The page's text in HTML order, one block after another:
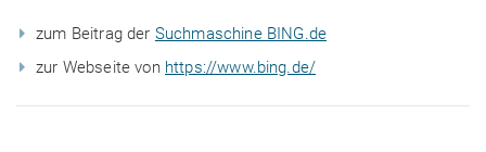
zum Beitrag der Suchmaschine BING.de
zur Webseite von https://www.bing.de/